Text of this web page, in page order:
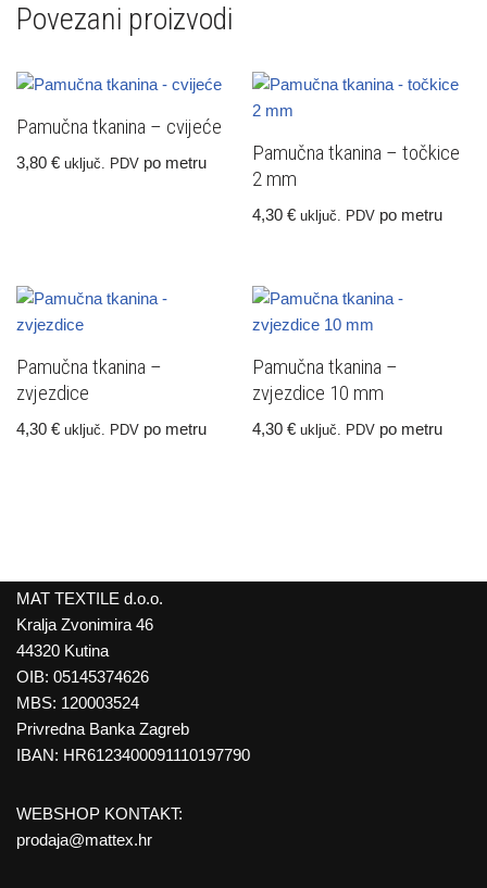
Povezani proizvodi
Pamučna tkanina – cvijeće
3,80 € uključ. PDV po metru
Pamučna tkanina – točkice
2 mm
4,30€ uključ. PDV po metru
Pamučna tkanina –
zvjezdice
4,30 € uključ. PDV po metru
Pamučna tkanina –
zvjezdice 10 mm
4,30€ uključ. PDV po metru
MAT TEXTILE d.o.o.
Kralja Zvonimira 46
44320 Kutina
OIB: 05145374626
MBS: 120003524
Privredna Banka Zagreb
IBAN: HR6123400091110197790
WEBSHOP KONTAKT:
prodaja@mattex.hr